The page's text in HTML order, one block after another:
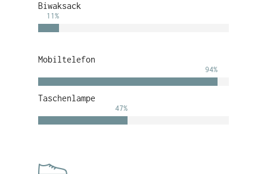
Biwaksack
11%
Mobiltelefon
94%
Taschenlampe
47%